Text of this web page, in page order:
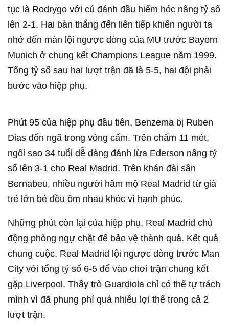
tục là Rodrygo với cú đánh đầu hiểm hóc nâng tỷ số
lên 2-1. Hai bàn thắng đến liên tiếp khiến người ta
nhớ đến màn lội ngược dòng của MU trước Bayern
Munich ở chung kết Champions League năm 1999.
Tổng tỷ số sau hai lượt trận đã là 5-5, hai đội phải
bước vào hiệp phụ.
Phút 95 của hiệp phụ đầu tiên, Benzema bị Ruben
Dias đốn ngã trong vòng cấm. Trên chấm 11 mét,
ngôi sao 34 tuổi dễ dàng đánh lừa Ederson nâng tỷ
số lên 3-1 cho Real Madrid. Trên khán đài sân
Bernabeu, nhiều người hâm mộ Real Madrid từ già
trẻ lớn bé đều ôm nhau khóc vì hạnh phúc.
Những phút còn lại của hiệp phụ, Real Madrid chủ
động phòng ngự chặt để bảo vệ thành quả. Kết quả
chung cuộc, Real Madrid lội ngược dòng trước Man
City với tổng tỷ số 6-5 để vào chơi trận chung kết
gặp Liverpool. Thầy trò Guardiola chỉ có thể tự trách
mình vì đã phung phí quá nhiều lợi thế trong cả 2
lượt trận.